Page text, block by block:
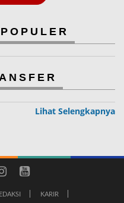
Lihat Selengkapnya
KARIR